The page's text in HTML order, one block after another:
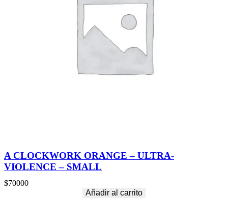
A CLOCKWORK ORANGE – ULTRA-
VIOLENCE – SMALL
$70000
Añadir al carrito